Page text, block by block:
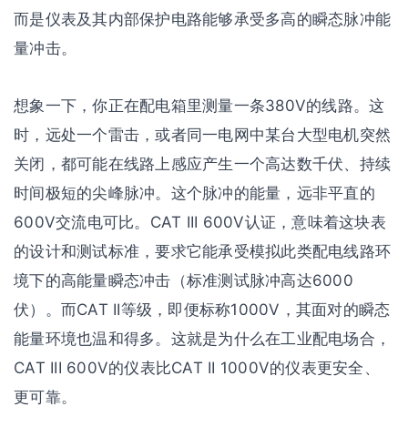
而是仪表及其内部保护电路能够承受多高的瞬态脉冲能
量冲击。
想象一下，你正在配电箱里测量一条380V的线路。这
时，远处一个雷击，或者同一电网中某台大型电机突然
关闭，都可能在线路上感应产生一个高达数千伏、持续
时间极短的尖峰脉冲。这个脉冲的能量，远非平直的
600V交流电可比。CAT III 600V认证，意味着这块表
的设计和测试标准，要求它能承受模拟此类配电线路环
境下的高能量瞬态冲击（标准测试脉冲高达6000
伏）。而CAT II等级，即便标称1000V，其面对的瞬态
能量环境也温和得多。这就是为什么在工业配电场合，
CAT III 600V的仪表比CAT II 1000V的仪表更安全、
更可靠。